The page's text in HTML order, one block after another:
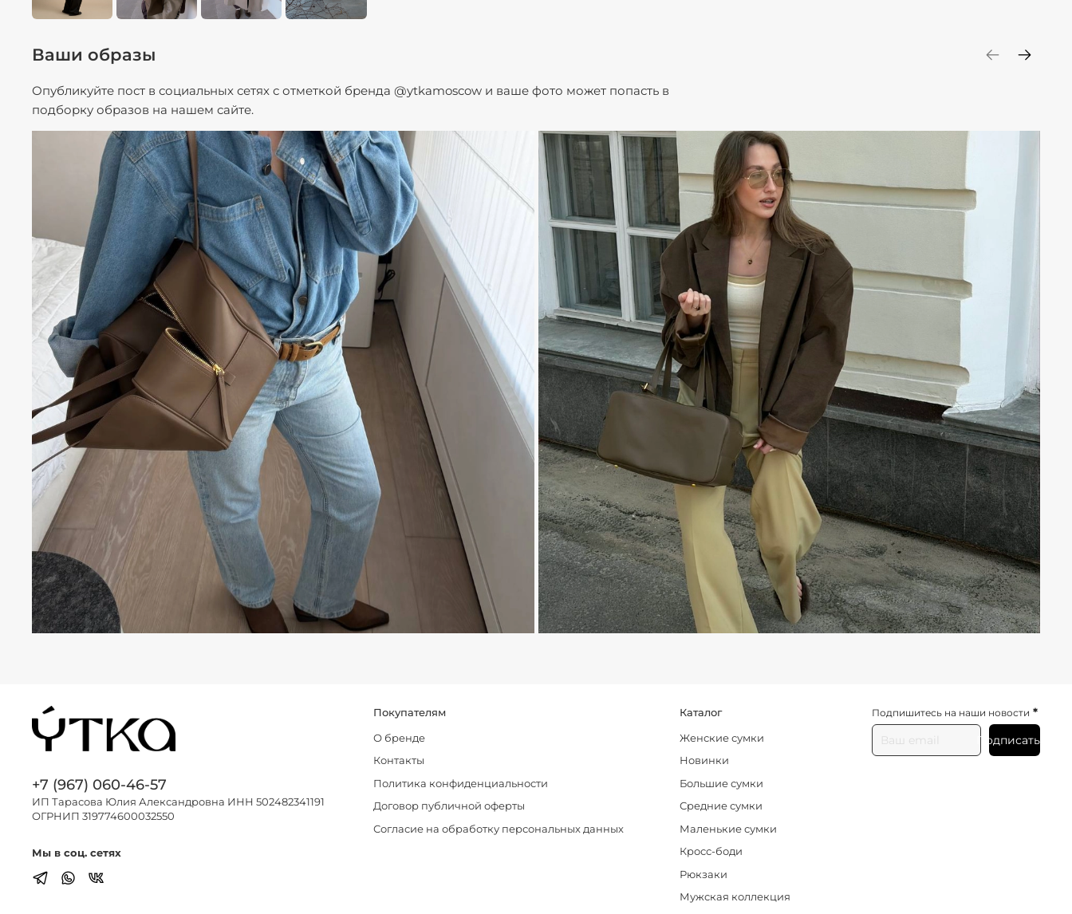
Ваши образы
Опубликуйте пост в социальных сетях с отметкой бренда @ytkamoscow и ваше фото может попасть в
подборку образов на нашем сайте.
Покупателям
О бренде
Контакты
Политика конфиденциальности
Договор публичной оферты
Согласие на обработку персональных данных
Каталог
Женские сумки
Новинки
Большие сумки
Средние сумки
Маленькие сумки
Кросс-боди
Рюкзаки
Мужская коллекция
Подпишитесь на наши новости *
Подписаться
+7 (967) 060-46-57
ИП Тарасова Юлия Александровна ИНН 502482341191
ОГРНИП 319774600032550
Мы в соц. сетях